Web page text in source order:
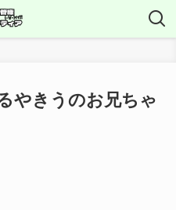
やきうのお兄ちゃ